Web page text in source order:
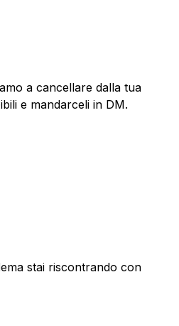
a cancellare dalla tua
e mandarceli in DM.
stai riscontrando con